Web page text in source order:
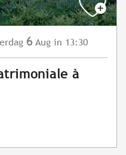
6 Aug in 13:30
à